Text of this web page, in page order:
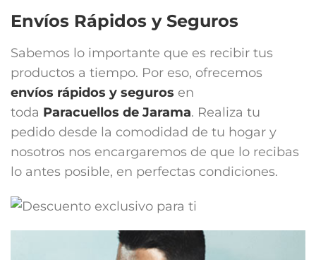
Envíos Rápidos y Seguros
Sabemos lo importante que es recibir tus
productos a tiempo. Por eso, ofrecemos
envíos rápidos y seguros en
toda Paracuellos de Jarama. Realiza tu
pedido desde la comodidad de tu hogar y
nosotros nos encargaremos de que lo recibas
lo antes posible, en perfectas condiciones.